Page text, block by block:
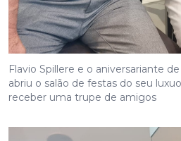
Flavio Spillere e o aniversariante
abriu o salão de festas do seu
receber uma trupe de amigos